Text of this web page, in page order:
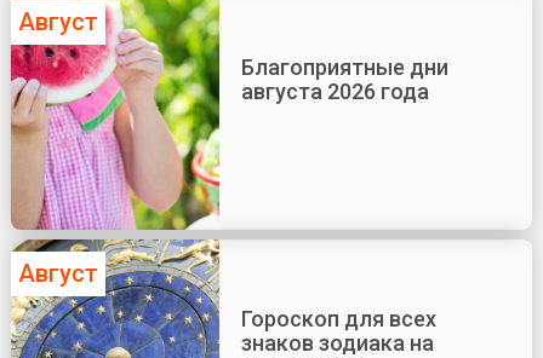
Август
Благоприятные дни
августа 2026 года
Август
Гороскоп для всех
знаков зодиака на